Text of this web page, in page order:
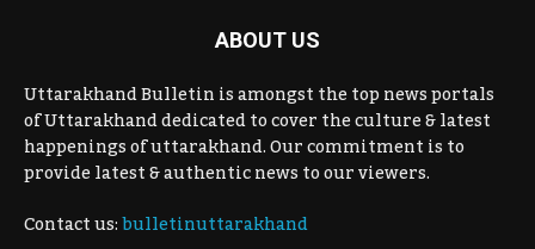
ABOUT US
Uttarakhand Bulletin is amongst the top news portals
of Uttarakhand dedicated to cover the culture & latest
happenings of uttarakhand. Our commitment is to
provide latest & authentic news to our viewers.
Contact us:bulletinuttarakhand